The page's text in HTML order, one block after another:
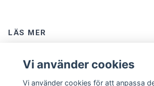
LÄS MER
Om ossVi använder cookies
Vi använder cookies för att anpassa